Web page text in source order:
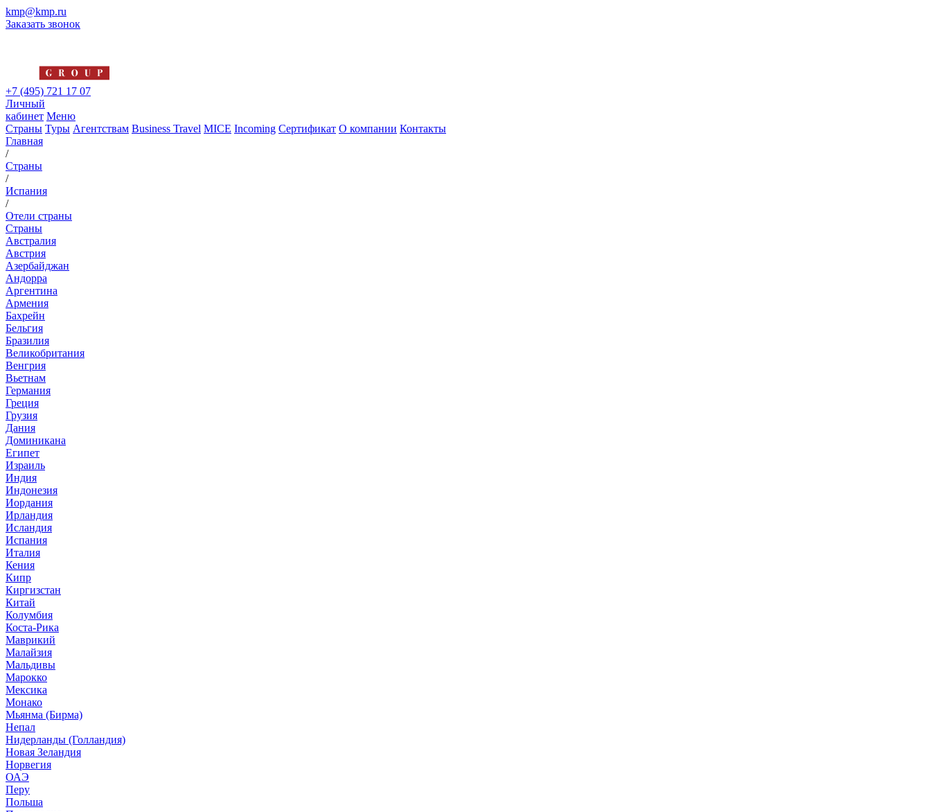
kmp@kmp.ru
Заказать звонок
+7 (495) 721 17 07
Личный
кабинет Меню
Страны Туры Агентствам Business Travel MICE Incoming Сертификат О компании Контакты
Главная
/
Страны
/
Испания
/
Отели страны
Страны
Австралия
Австрия
Азербайджан
Андорра
Аргентина
Армения
Бахрейн
Бельгия
Бразилия
Великобритания
Венгрия
Вьетнам
Германия
Греция
Грузия
Дания
Доминикана
Египет
Израиль
Индия
Индонезия
Иордания
Ирландия
Исландия
Испания
Италия
Кения
Кипр
Киргизстан
Китай
Колумбия
Коста-Рика
Маврикий
Малайзия
Мальдивы
Марокко
Мексика
Монако
Мьянма (Бирма)
Непал
Нидерланды (Голландия)
Новая Зеландия
Норвегия
ОАЭ
Перу
Польша